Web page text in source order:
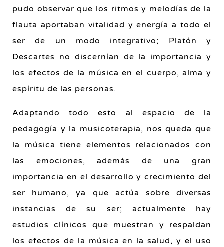
pudo observar que los ritmos y melodías de la
flauta aportaban vitalidad y energía a todo el
ser de un modo integrativo; Platón y
Descartes no discernían de la importancia y
los efectos de la música en el cuerpo, alma y
espíritu de las personas.
Adaptando todo esto al espacio de la
pedagogía y la musicoterapia, nos queda que
la música tiene elementos relacionados con
las emociones, además de una gran
importancia en el desarrollo y crecimiento del
ser humano, ya que actúa sobre diversas
instancias de su ser; actualmente hay
estudios clínicos que muestran y respaldan
los efectos de la música en la salud, y el uso